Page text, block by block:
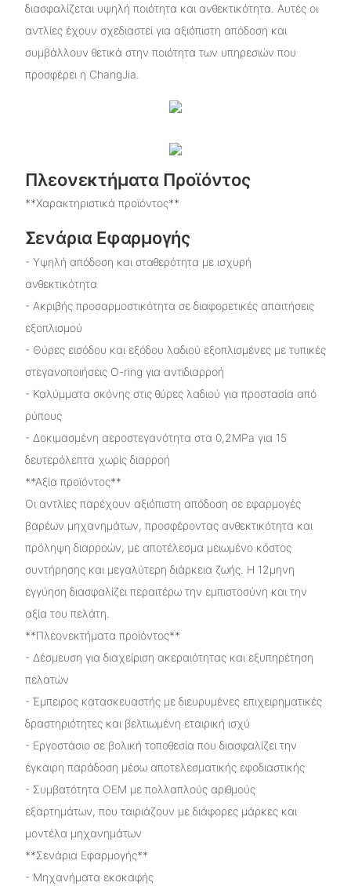
διασφαλίζεται υψηλή ποιότητα και ανθεκτικότητα. Αυτές οι
αντλίες έχουν σχεδιαστεί για αξιόπιστη απόδοση και
συμβάλλουν θετικά στην ποιότητα των υπηρεσιών που
προσφέρει η ChangJia.
Πλεονεκτήματα Προϊόντος
**Χαρακτηριστικά προϊόντος**
Σενάρια Εφαρμογής
- Υψηλή απόδοση και σταθερότητα με ισχυρή
ανθεκτικότητα
- Ακριβής προσαρμοστικότητα σε διαφορετικές απαιτήσεις
εξοπλισμού
- Θύρες εισόδου και εξόδου λαδιού εξοπλισμένες με τυπικές
στεγανοποιήσεις O-ring για αντιδιαρροή
- Καλύμματα σκόνης στις θύρες λαδιού για προστασία από
ρύπους
- Δοκιμασμένη αεροστεγανότητα στα 0,2MPa για 15
δευτερόλεπτα χωρίς διαρροή
**Αξία προϊόντος**
Οι αντλίες παρέχουν αξιόπιστη απόδοση σε εφαρμογές
βαρέων μηχανημάτων, προσφέροντας ανθεκτικότητα και
πρόληψη διαρροών, με αποτέλεσμα μειωμένο κόστος
συντήρησης και μεγαλύτερη διάρκεια ζωής. Η 12μηνη
εγγύηση διασφαλίζει περαιτέρω την εμπιστοσύνη και την
αξία του πελάτη.
**Πλεονεκτήματα προϊόντος**
- Δέσμευση για διαχείριση ακεραιότητας και εξυπηρέτηση
πελατών
- Έμπειρος κατασκευαστής με διευρυμένες επιχειρηματικές
δραστηριότητες και βελτιωμένη εταιρική ισχύ
- Εργοστάσιο σε βολική τοποθεσία που διασφαλίζει την
έγκαιρη παράδοση μέσω αποτελεσματικής εφοδιαστικής
- Συμβατότητα OEM με πολλαπλούς αριθμούς
εξαρτημάτων, που ταιριάζουν με διάφορες μάρκες και
μοντέλα μηχανημάτων
**Σενάρια Εφαρμογής**
- Μηχανήματα εκσκαφής